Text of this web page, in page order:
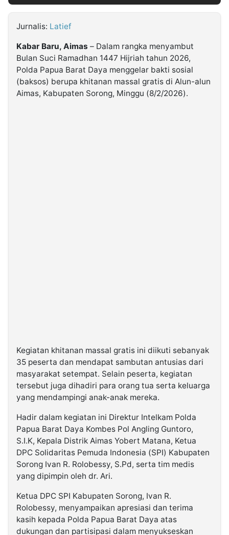
Kabarbaru.co
Jurnalis: Latief
Kabar Baru, Aimas – Dalam rangka menyambut
Bulan Suci Ramadhan 1447 Hijriah tahun 2026,
Polda Papua Barat Daya menggelar bakti sosial
(baksos) berupa khitanan massal gratis di Alun-alun
Aimas, Kabupaten Sorong, Minggu (8/2/2026).
Kegiatan khitanan massal gratis ini diikuti sebanyak
35 peserta dan mendapat sambutan antusias dari
masyarakat setempat. Selain peserta, kegiatan
tersebut juga dihadiri para orang tua serta keluarga
yang mendampingi anak-anak mereka.
Hadir dalam kegiatan ini Direktur Intelkam Polda
Papua Barat Daya Kombes Pol Angling Guntoro,
S.I.K, Kepala Distrik Aimas Yobert Matana, Ketua
DPC Solidaritas Pemuda Indonesia (SPI) Kabupaten
Sorong Ivan R. Rolobessy, S.Pd, serta tim medis
yang dipimpin oleh dr. Ari.
Ketua DPC SPI Kabupaten Sorong, Ivan R.
Rolobessy, menyampaikan apresiasi dan terima
kasih kepada Polda Papua Barat Daya atas
dukungan dan partisipasi dalam menyukseskan